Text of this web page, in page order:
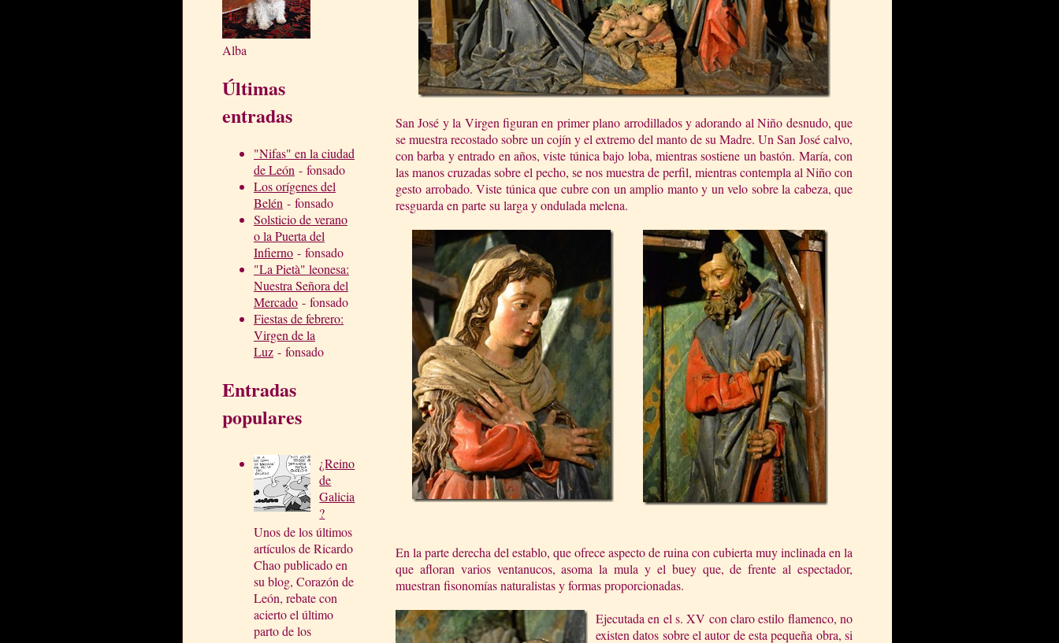
Alba
Últimas
entradas
"Nifas" en la ciudad
de León - fonsado
Los orígenes del
Belén - fonsado
Solsticio de verano
o la Puerta del
Infierno - fonsado
"La Pietà" leonesa:
Nuestra Señora del
Mercado - fonsado
Fiestas de febrero:
Virgen de la
Luz - fonsado
Entradas
populares
¿Reino
de
Galicia
?
Unos de los últimos
artículos de Ricardo
Chao publicado en
su blog, Corazón de
León, rebate con
acierto el último
parto de los
San José y la Virgen figuran en primer plano arrodillados y adorando al Niño desnudo, que
se muestra recostado sobre un cojín y el extremo del manto de su Madre. Un San José calvo,
con barba y entrado en años, viste túnica bajo loba, mientras sostiene un bastón. María, con
las manos cruzadas sobre el pecho, se nos muestra de perfil, mientras contempla al Niño con
gesto arrobado. Viste túnica que cubre con un amplio manto y un velo sobre la cabeza, que
resguarda en parte su larga y ondulada melena.
En la parte derecha del establo, que ofrece aspecto de ruina con cubierta muy inclinada en la
que afloran varios ventanucos, asoma la mula y el buey que, de frente al espectador,
muestran fisonomías naturalistas y formas proporcionadas.
Ejecutada en el s. XV con claro estilo flamenco, no
existen datos sobre el autor de esta pequeña obra, si